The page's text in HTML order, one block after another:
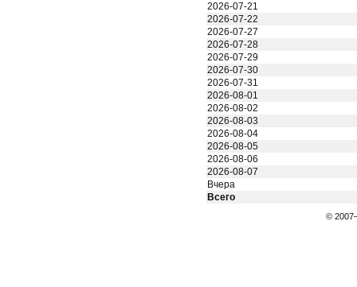
2026-07-21
2026-07-22
2026-07-27
2026-07-28
2026-07-29
2026-07-30
2026-07-31
2026-08-01
2026-08-02
2026-08-03
2026-08-04
2026-08-05
2026-08-06
2026-08-07
Вчера
Всего
©